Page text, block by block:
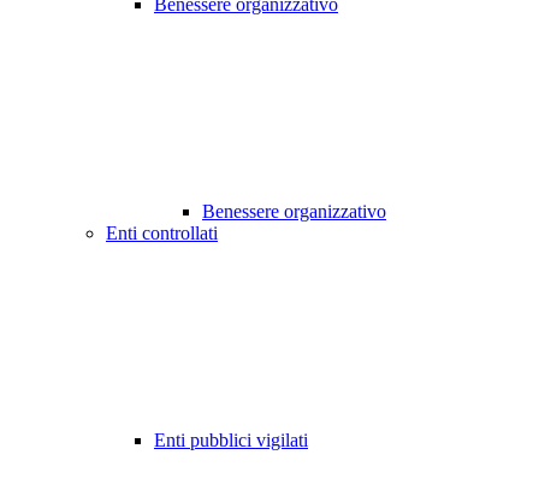
Benessere organizzativo
Benessere organizzativo
Enti controllati
Enti pubblici vigilati